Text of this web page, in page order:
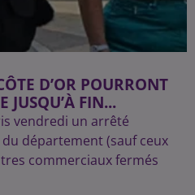
D’OR POURRONT
JUSQU’À FIN...
vendredi un arrêté
département (sauf ceux
commerciaux fermés